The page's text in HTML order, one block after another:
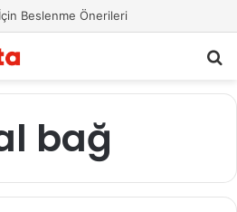
Beslenme Önerileri
bağ